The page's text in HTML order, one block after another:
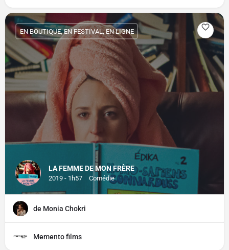
LA FEMME DE MON FRÈRE
2019 - 1h57 Comédie
EN BOUTIQUE, EN FESTIVAL, EN LIGNE
de Monia Chokri
Memento films